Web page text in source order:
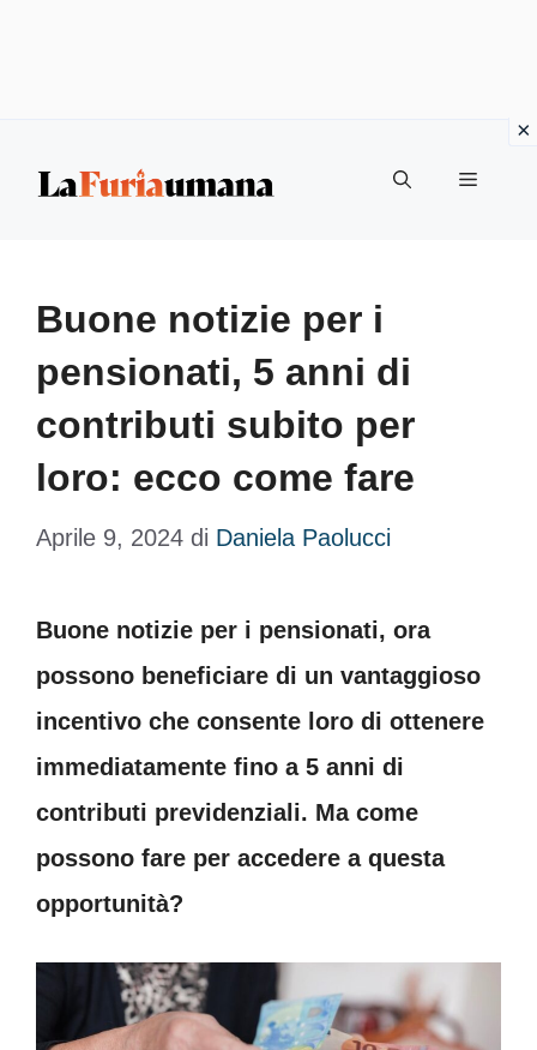
Menu
Buone notizie per i
pensionati, 5 anni di
contributi subito per
loro: ecco come fare
Aprile 9, 2024 di Daniela Paolucci
Buone notizie per i pensionati, ora
possono beneficiare di un vantaggioso
incentivo che consente loro di ottenere
immediatamente fino a 5 anni di
contributi previdenziali. Ma come
possono fare per accedere a questa
opportunità?